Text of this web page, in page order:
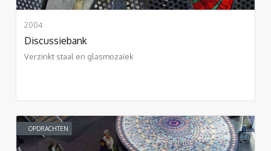
2004
Discussiebank
Verzinkt staal en glasmozaïek
OPDRACHTEN